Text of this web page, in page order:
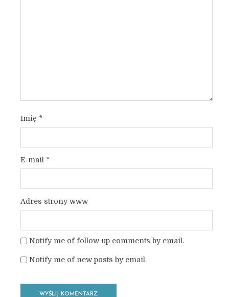
Imię *
E-mail *
Adres strony www
Notify me of follow-up comments by email.
Notify me of new posts by email.